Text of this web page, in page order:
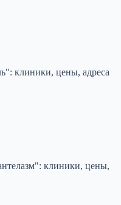
клиники, цены, адреса
клиники, цены,